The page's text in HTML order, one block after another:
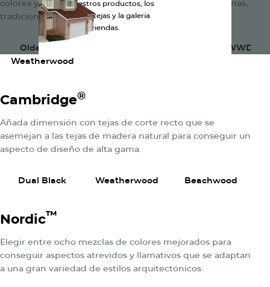
colores y estilos que se adaptan a casas rústicas, urbanas,
tradicionales y modernas por igual.
Ver Productos
Olde Style
Weatherwood
Cornerstone WWD
Cambridge®
Añada dimensión con tejas de corte recto que se
asemejan a las tejas de madera natural para conseguir un
aspecto de diseño de alta gama.
Ver Productos
Dual Black Weatherwood Beachwood
Nordic™
Elegir entre ocho mezclas de colores mejorados para
conseguir aspectos atrevidos y llamativos que se adaptan
a una gran variedad de estilos arquitectónicos.
Ver Productos Ver Productos
Explora nuestros productos, los
colores de las tejas y la galería
de viviendas.